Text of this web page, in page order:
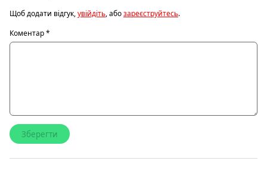
Щоб додати відгук,увійдіть, абозареєструйтесь.
Коментар*